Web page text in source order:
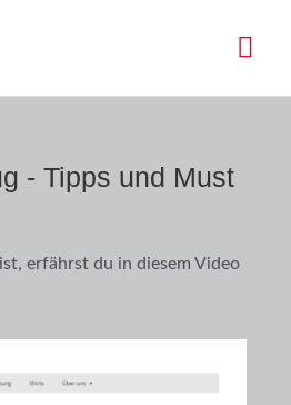
- Tipps und Must
erfährst du in diesem Video